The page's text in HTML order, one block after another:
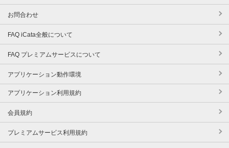
お問合わせ
FAQ iCata全般について
FAQ プレミアムサービスについて
アプリケーション動作環境
アプリケーション利用規約
会員規約
プレミアムサービス利用規約